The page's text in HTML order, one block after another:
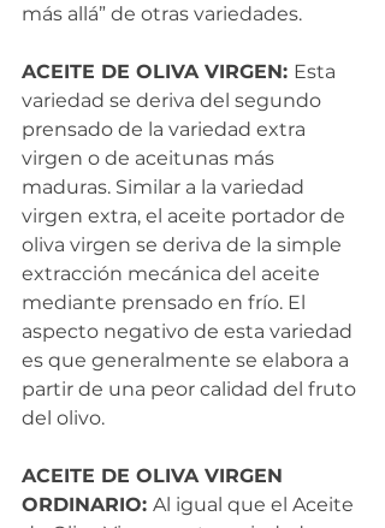
más allá” de otras variedades.
ACEITE DE OLIVA VIRGEN: Esta
variedad se deriva del segundo
prensado de la variedad extra
virgen o de aceitunas más
maduras. Similar a la variedad
virgen extra, el aceite portador de
oliva virgen se deriva de la simple
extracción mecánica del aceite
mediante prensado en frío. El
aspecto negativo de esta variedad
es que generalmente se elabora a
partir de una peor calidad del fruto
del olivo.
ACEITE DE OLIVA VIRGEN
ORDINARIO: Al igual que el Aceite